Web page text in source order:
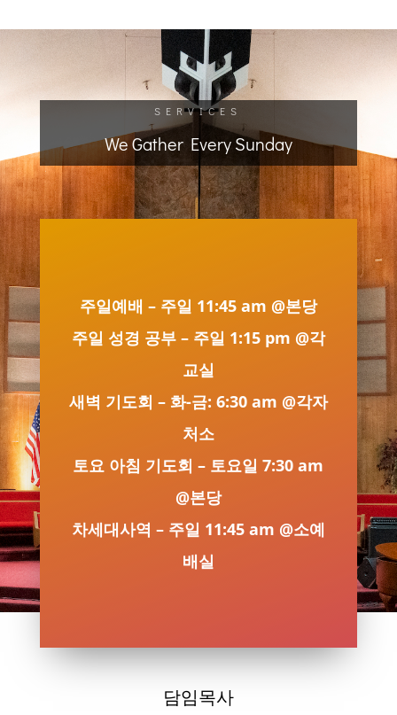
SERVICES
We Gather Every Sunday
주일예배 – 주일 11:45 am @본당
주일 성경 공부 – 주일 1:15 pm @각
교실
새벽 기도회 – 화-금: 6:30 am @각자
처소
토요 아침 기도회 – 토요일 7:30 am
@본당
차세대사역 – 주일 11:45 am @소예
배실
담임목사